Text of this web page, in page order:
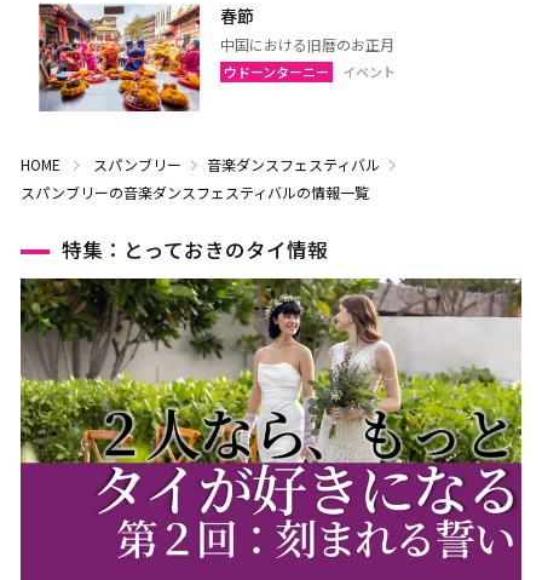
春節
中国における旧暦のお正月
ウドーンターニー イベント
HOME スパンブリー
音楽ダンスフェスティバル
スパンブリーの音楽ダンスフェスティバルの情報一覧
特集：とっておきのタイ情報